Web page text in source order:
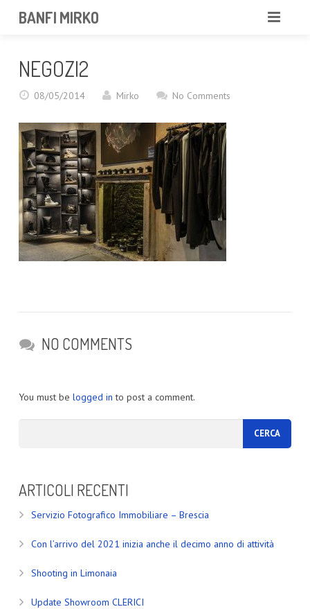
BANFI MIRKO
PORTFOLIO
SERVIZI
NEWS
CONTATTAMI
NEGOZI2
08/05/2014 Mirko No Comments
NO COMMENTS
You must be logged in to post a comment.
ARTICOLI RECENTI
Servizio Fotografico Immobiliare – Brescia
Con l’arrivo del 2021 inizia anche il decimo anno di attività
Shooting in Limonaia
Update Showroom CLERICI